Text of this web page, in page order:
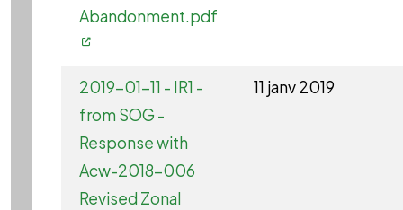
Abandonment.pdf
2019-01-11 - IR1 -
from SOG -
Response with
Acw-2018-006
Revised Zonal
11 janv 2019